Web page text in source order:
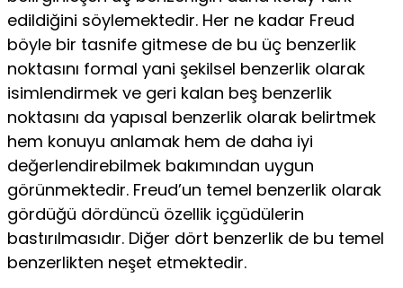
edildiğini söylemektedir. Her ne kadar Freud
böyle bir tasnife gitmese de bu üç benzerlik
noktasını formal yani şekilsel benzerlik olarak
isimlendirmek ve geri kalan beş ben­zerlik
noktasını da yapısal benzerlik olarak belirtmek
hem ko­nuyu anlamak hem de daha iyi
değerlendirebilmek bakımın­dan uygun
görünmektedir. Freud’un temel benzerlik olarak
gördüğü dördüncü özellik içgüdülerin
bastırılmasıdır. Diğer dört benzerlik de bu temel
benzerlikten neşet etmektedir.